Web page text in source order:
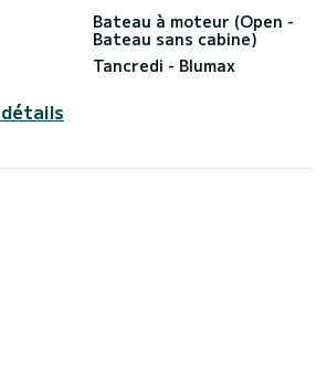
Bateau à moteur (Open -
Bateau sans cabine)
Tancredi - Blumax